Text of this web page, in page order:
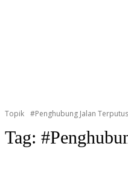
Topik #Penghubung Jalan Terputus
Tag: